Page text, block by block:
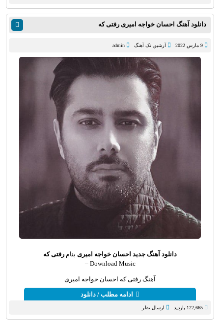
دانلود آهنگ احسان خواجه امیری رفتی که
9 مارس 2022 آرشیو, تک آهنگ admin
دانلود آهنگ جدید احسان خواجه امیری بنام رفتی که
Download Music –
آهنگ رفتی که احسان خواجه امیری
ادامه مطلب / دانلود
122,665 بازدید ارسال نظر